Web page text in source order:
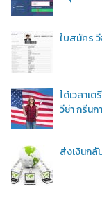
ใบสมัคร
ได้เวลาเ
วีซ่า กรีน
ส่งเงินกลั